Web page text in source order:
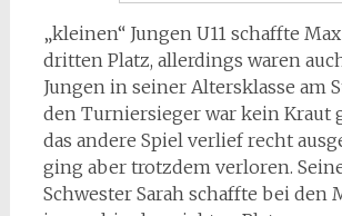
„kleinen“ Jungen U11 schaffte
dritten Platz, allerdings waren
Jungen in seiner Altersklasse am
den Turniersieger war kein Kraut
das andere Spiel verlief recht
ging aber trotzdem verloren.
Schwester Sarah schaffte bei den